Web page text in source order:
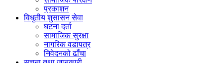
प्रकाशन
विधुतीय शुसासन सेवा
घटना दर्ता
सामाजिक सुरक्षा
नागरिक वडापत्र
निवेदनको ढाँचा